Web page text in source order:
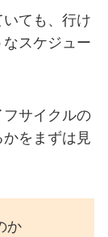
ても、行け
スケジュー
サイクルの
をまずは見
か